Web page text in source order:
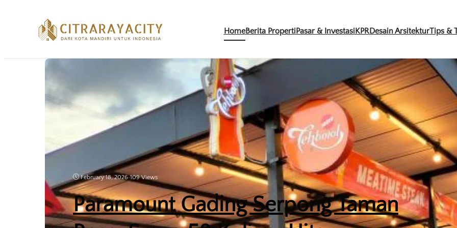
HomeBerita PropertiPasar & InvestasiKPRDesain ArsitekturTips &
February 18, 2026•109 Views
Paramount Gading Serpong Taman